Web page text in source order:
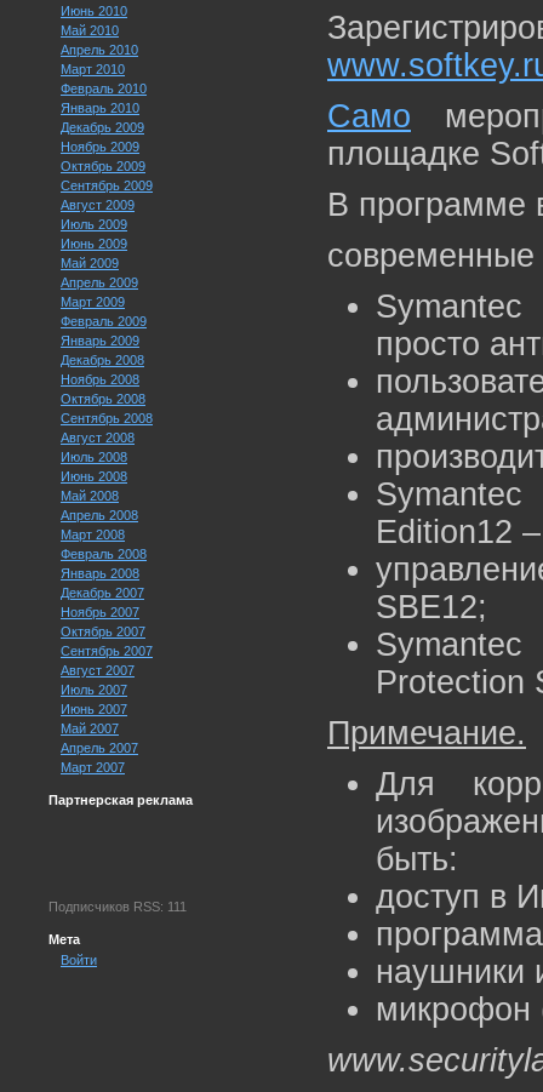
Июнь 2010
Май 2010
Апрель 2010
Март 2010
Февраль 2010
Январь 2010
Декабрь 2009
Ноябрь 2009
Октябрь 2009
Сентябрь 2009
Август 2009
Июль 2009
Июнь 2009
Май 2009
Апрель 2009
Март 2009
Февраль 2009
Январь 2009
Декабрь 2008
Ноябрь 2008
Октябрь 2008
Сентябрь 2008
Август 2008
Июль 2008
Июнь 2008
Май 2008
Апрель 2008
Март 2008
Февраль 2008
Январь 2008
Декабрь 2007
Ноябрь 2007
Октябрь 2007
Сентябрь 2007
Август 2007
Июль 2007
Июнь 2007
Май 2007
Апрель 2007
Март 2007
Партнерская реклама
Подписчиков RSS: 111
Мета
Войти
Само
площадке
В программе
современные
просто
Edition12
SBE12;
Protection
Примечание.
Для
быть:
доступ в
наушники
микрофон